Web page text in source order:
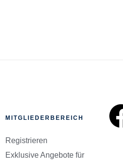
MITGLIEDERBEREICH
Registrieren
Exklusive Angebote für